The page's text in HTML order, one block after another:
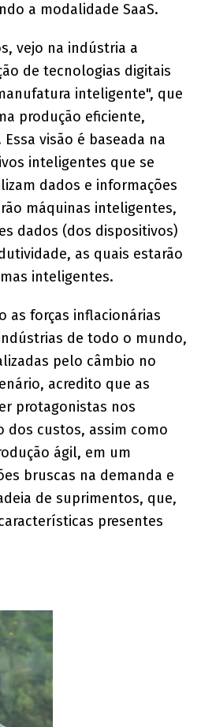
a modalidade SaaS.
vejo na indústria a
de tecnologias digitais
inteligente", que
produção eficiente,
visão é baseada na
inteligentes que se
dados e informações
máquinas inteligentes,
dados (dos dispositivos)
as quais estarão
inteligentes.
as forças inflacionárias
de todo o mundo,
pelo câmbio no
acredito que as
protagonistas nos
dos custos, assim como
ágil, em um
bruscas na demanda e
de suprimentos, que,
presentes